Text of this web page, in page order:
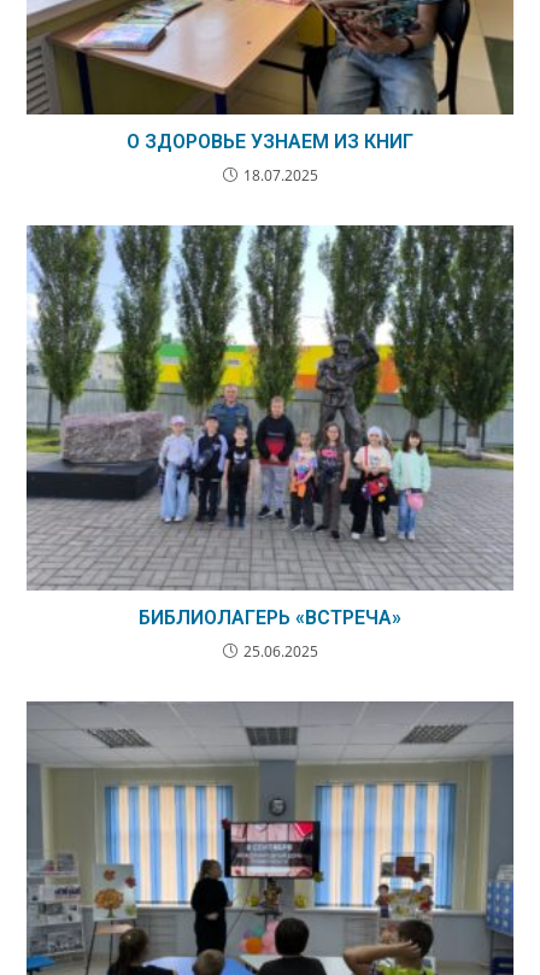
О ЗДОРОВЬЕ УЗНАЕМ ИЗ КНИГ
18.07.2025
БИБЛИОЛАГЕРЬ «ВСТРЕЧА»
25.06.2025